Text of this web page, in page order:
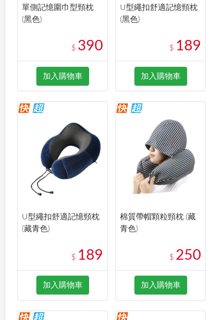
單側記憶圍巾型頸枕
(黑色)
$ 390
加入購物車
U型繩扣舒適記憶頸枕
(黑色)
$ 189
加入購物車
U型繩扣舒適記憶頸枕
(藏青色)
$ 189
加入購物車
棉質帶帽顆粒頸枕 (藏
青色)
$ 250
加入購物車